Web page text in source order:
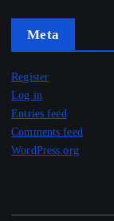
Meta
Register
Log in
Entries feed
Comments feed
WordPress.org